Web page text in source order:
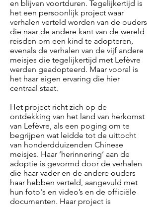
en blijven voortduren. Tegelijkertijd is
het een persoonlijk project waar
verhalen verteld worden van de ouders
die naar de andere kant van de wereld
reisden om een ​​kind te adopteren,
evenals de verhalen van de vijf andere
meisjes die tegelijkertijd met Lefèvre
werden geadopteerd. Maar vooral is
het haar eigen ervaring die hier
centraal staat.
Het project richt zich op de
ontdekking van het land van herkomst
van Lefèvre, als een poging om te
begrijpen wat leidde tot de uittocht
van honderdduizenden Chinese
meisjes. Haar ‘herinnering’ aan de
adoptie is gevormd door de verhalen
die haar vader en de andere ouders
haar hebben verteld, aangevuld met
hun foto's en video’s en de officiële
documenten. Haar project is